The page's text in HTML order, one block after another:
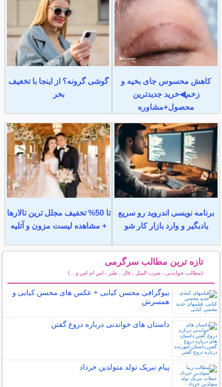
کاهش محسوس جای بخیه و
زخم◀خرید جدیدترین
محصول+مشاوره
گوشی گرونه؟ از اینجا با تخغیف
بخر
برنامه نویسی اندروید رو سریع
یادبگیر و وارد بازار کار شو
تا 50% تخفیف مجلل ترین تالارها
+ مشاهده لیست مزون و آتلیه
تازه ترین مطالب سرگرمی
(مطالب خواندنی ، ضرب المثل ، فال ، طنز ، اس ام اس و ...)
بیوگرافی محسن کیایی + عکس های محسن کیایی و
همسرش
داستان های خواندنی درباره دروغ گفتن
پیام تبریک تولد متولدین خرداد